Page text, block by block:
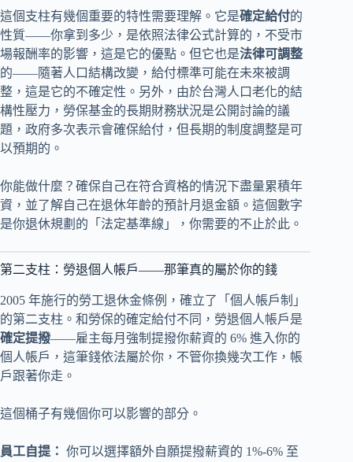
這個支柱有幾個重要的特性需要理解。它是確定給付的
性質——你拿到多少，是依照法律公式計算的，不受市
場報酬率的影響，這是它的優點。但它也是法律可調整
的——隨著人口結構改變，給付標準可能在未來被調
整，這是它的不確定性。另外，由於台灣人口老化的結
構性壓力，勞保基金的長期財務狀況是公開討論的議
題，政府多次表示會確保給付，但長期的制度調整是可
以預期的。
你能做什麼？確保自己在符合資格的情況下盡量累積年
資，並了解自己在退休年齡的預計月退金額。這個數字
是你退休規劃的「法定基準線」，你需要的不止於此。
第二支柱：勞退個人帳戶——那筆真的屬於你的錢
2005 年施行的勞工退休金條例，確立了「個人帳戶制」
的第二支柱。和勞保的確定給付不同，勞退個人帳戶是
確定提撥——雇主每月強制提撥你薪資的 6% 進入你的
個人帳戶，這筆錢依法屬於你，不管你換幾次工作，帳
戶跟著你走。
這個桶子有幾個你可以影響的部分。
員工自提： 你可以選擇額外自願提撥薪資的 1%-6% 至